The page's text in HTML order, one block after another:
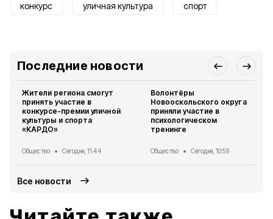
конкурс уличная культура спорт
Последние новости
Жители региона смогут
принять участие в
конкурсе-премии уличной
культуры и спорта
«КАРДО»
Общество Сегодня, 11:44
Волонтёры
Новооскольского округа
приняли участие в
психологическом
тренинге
Общество Сегодня, 10:59
Все новости